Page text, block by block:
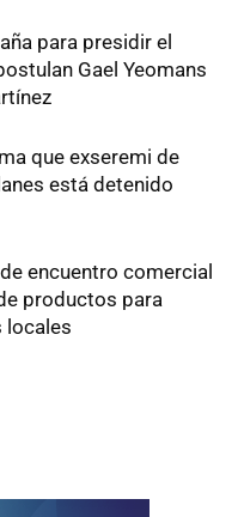
para presidir el
Gael Yeomans
que exseremi de
está detenido
encuentro comercial
productos para
locales